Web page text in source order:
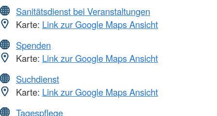
Sanitätsdienst bei Veranstaltungen
Karte: Link zur Google Maps Ansicht
Spenden
Karte: Link zur Google Maps Ansicht
Suchdienst
Karte: Link zur Google Maps Ansicht
Tagespflege